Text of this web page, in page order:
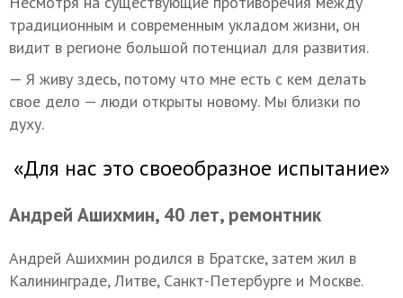
традиционным и современным укладом жизни, он
видит в регионе большой потенциал для развития.
— Я живу здесь, потому что мне есть с кем делать
свое дело — люди открыты новому. Мы близки по
духу.
«Для нас это своеобразное испытание»
Андрей Ашихмин, 40 лет, ремонтник
Андрей Ашихмин родился в Братске, затем жил в
Калининграде, Литве, Санкт-Петербурге и Москве.